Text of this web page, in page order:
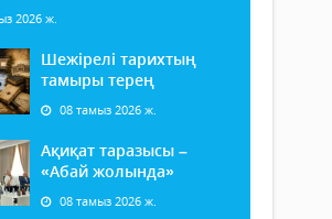
2026 ж.
Шежірелі тарихтың
тамыры терең
08 тамыз 2026 ж.
Ақиқат таразысы –
«Абай жолында»
08 тамыз 2026 ж.